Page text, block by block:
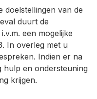
doelstellingen van de
duurt de
een mogelijke
In overleg met u
Indien er na
hulp en ondersteuning
krijgen.